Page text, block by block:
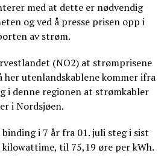
med at dette er nødvendig
og ved å presse prisen opp i
av strøm.
(NO2) at strømprisene
her utenlandskablene kommer ifra
i denne regionen at strømkabler
i Nordsjøen.
i 7 år fra 01. juli steg i sist
til 75,19 øre per kWh.